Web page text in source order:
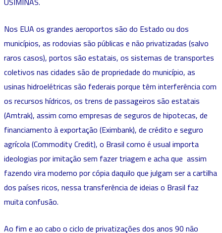
Nos EUA os grandes aeroportos são do Estado ou dos
municípios, as rodovias são públicas e não privatizadas (salvo
raros casos), portos são estatais, os sistemas de transportes
coletivos nas cidades são de propriedade do município, as
usinas hidroelétricas são federais porque têm interferência com
os recursos hídricos, os trens de passageiros são estatais
(Amtrak), assim como empresas de seguros de hipotecas, de
financiamento à exportação (Eximbank), de crédito e seguro
agrícola (Commodity Credit), o Brasil como é usual importa
ideologias por imitação sem fazer triagem e acha que assim
fazendo vira moderno por cópia daquilo que julgam ser a cartilha
dos países ricos, nessa transferência de ideias o Brasil faz
muita confusão.
Ao fim e ao cabo o ciclo de privatizações dos anos 90 não